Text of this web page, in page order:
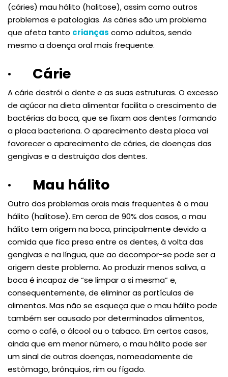
(cáries) mau hálito (halitose), assim como outros
problemas e patologias. As cáries são um problema
que afeta tanto crianças como adultos, sendo
mesmo a doença oral mais frequente.
· Cárie
A cárie destrói o dente e as suas estruturas. O excesso
de açúcar na dieta alimentar facilita o crescimento de
bactérias da boca, que se fixam aos dentes formando
a placa bacteriana. O aparecimento desta placa vai
favorecer o aparecimento de cáries, de doenças das
gengivas e a destruição dos dentes.
· Mau hálito
Outro dos problemas orais mais frequentes é o mau
hálito (halitose). Em cerca de 90% dos casos, o mau
hálito tem origem na boca, principalmente devido a
comida que fica presa entre os dentes, à volta das
gengivas e na língua, que ao decompor-se pode ser a
origem deste problema. Ao produzir menos saliva, a
boca é incapaz de “se limpar a si mesma” e,
consequentemente, de eliminar as partículas de
alimentos. Mas não se esqueça que o mau hálito pode
também ser causado por determinados alimentos,
como o café, o álcool ou o tabaco. Em certos casos,
ainda que em menor número, o mau hálito pode ser
um sinal de outras doenças, nomeadamente de
estômago, brônquios, rim ou fígado.